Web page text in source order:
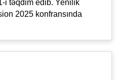
i təqdim edib. Yenilik
2025 konfransında